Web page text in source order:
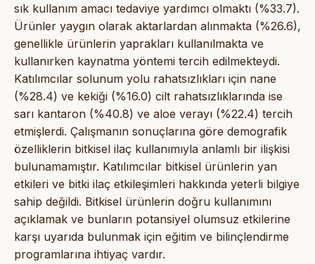
sık kullanım amacı tedaviye yardımcı olmaktı (%33.7).
Ürünler yaygın olarak aktarlardan alınmakta (%26.6),
genellikle ürünlerin yaprakları kullanılmakta ve
kullanırken kaynatma yöntemi tercih edilmekteydi.
Katılımcılar solunum yolu rahatsızlıkları için nane
(%28.4) ve kekiği (%16.0) cilt rahatsızlıklarında ise
sarı kantaron (%40.8) ve aloe verayı (%22.4) tercih
etmişlerdi. Çalışmanın sonuçlarına göre demografik
özelliklerin bitkisel ilaç kullanımıyla anlamlı bir ilişkisi
bulunamamıştır. Katılımcılar bitkisel ürünlerin yan
etkileri ve bitki ilaç etkileşimleri hakkında yeterli bilgiye
sahip değildi. Bitkisel ürünlerin doğru kullanımını
açıklamak ve bunların potansiyel olumsuz etkilerine
karşı uyarıda bulunmak için eğitim ve bilinçlendirme
programlarına ihtiyaç vardır.